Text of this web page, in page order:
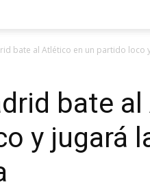
bate al Atlético en un partido loco
bate
y jugará